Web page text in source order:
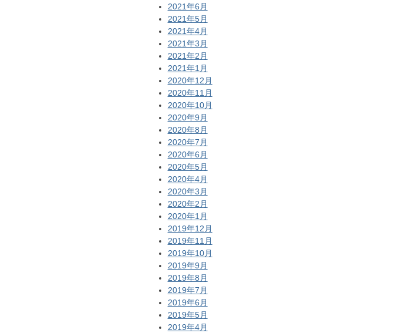
2021年6月
2021年5月
2021年4月
2021年3月
2021年2月
2021年1月
2020年12月
2020年11月
2020年10月
2020年9月
2020年8月
2020年7月
2020年6月
2020年5月
2020年4月
2020年3月
2020年2月
2020年1月
2019年12月
2019年11月
2019年10月
2019年9月
2019年8月
2019年7月
2019年6月
2019年5月
2019年4月